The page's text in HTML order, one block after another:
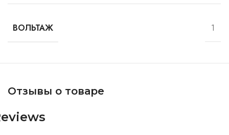
ВОЛЬТАЖ 1
Отзывы о товаре